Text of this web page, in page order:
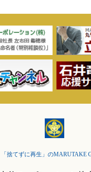
「捨てずに再生」のMARUTAKE